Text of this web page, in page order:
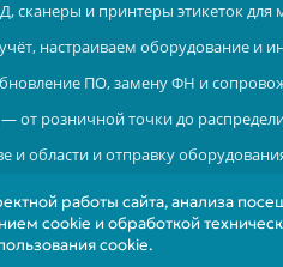
работы сайта, анализа
cookie и обработкой
cookie.
сканеры и принтеры этикеток для
настраиваем оборудование и
ПО, замену ФН и
розничной точки до
и области и отправку